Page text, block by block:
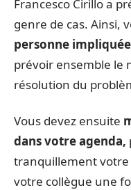
Francesco Cirillo a
genre de cas. Ainsi,
personne
prévoir ensemble le
résolution du
Vous devez ensuite
dans votre agenda,
tranquillement votre
votre collègue une